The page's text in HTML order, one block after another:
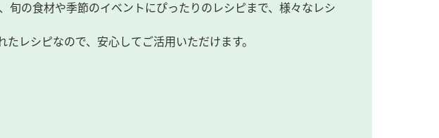
旬の食材や季節のイベントにぴったりのレシピまで、様々なレシ
レシピなので、安心してご活用いただけます。